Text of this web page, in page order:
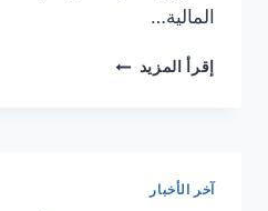
المالية…
إقرأ المزيد الدولة
آخر الأخبار